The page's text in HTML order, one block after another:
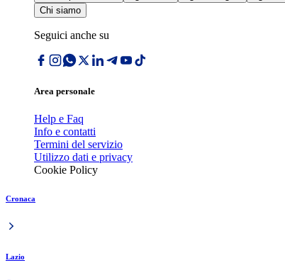
Chi siamo
Seguici anche su
Area personale
Help e Faq
Info e contatti
Termini del servizio
Utilizzo dati e privacy
Cookie Policy
Cronaca
Lazio